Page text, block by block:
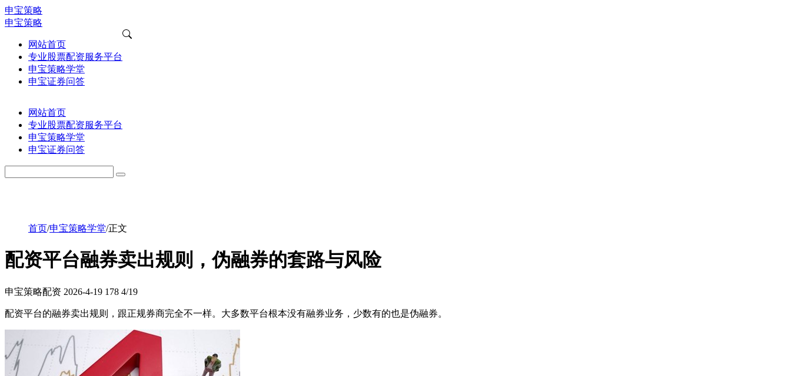
申宝策略
申宝策略
网站首页
专业股票配资服务平台
申宝策略学堂
申宝证券问答
网站首页
专业股票配资服务平台
申宝策略学堂
申宝证券问答
首页/申宝策略学堂/正文
配资平台融券卖出规则，伪融券的套路与风险
申宝策略配资 2026-4-19 178 4/19
配资平台的融券卖出规则，跟正规券商完全不一样。大多数平台根本没有融券业务，少数有的也是伪融券。